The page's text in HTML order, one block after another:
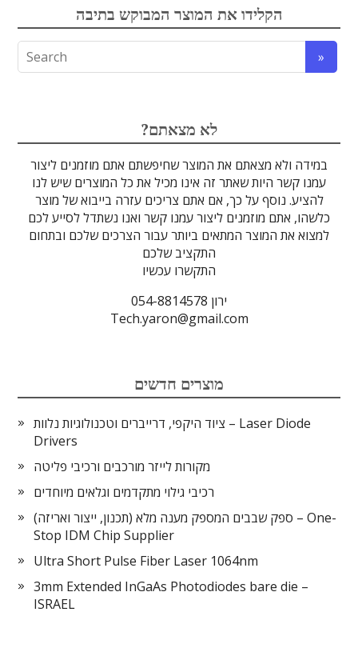
אופטיקה
אופטומכניקה ובקרת תנועה
סיבים אופטיים
מקורות אור
מוליכי אור
לדים
הדמיה ומצלמות
גלאים וחיישנים
מסננים אופטיים
לייזרים ומוצרי בטיחות לייזר
גבישים
ספקטרוסקופיה
אלקטרוניקה
מיגון קרינה
עדשות
מתקנים לרפואה
טרה-הרץ
מוצרי קוורץ
זכוכיות וציפויים
מוצרים אחרים
הקלידו את המוצר המבוקש בתיבה
?לא מצאתם
במידה ולא מצאתם את המוצר שחיפשתם אתם מוזמנים ליצור
עמנו קשר היות שאתר זה אינו מכיל את כל המוצרים שיש לנו
להציע. נוסף על כך, אם אתם צריכים עזרה בייבוא של מוצר
כלשהו, אתם מוזמנים ליצור עמנו קשר ואנו נשתדל לסייע לכם
למצוא את המוצר המתאים ביותר עבור הצרכים שלכם ובתחום
התקציב שלכם
התקשרו עכשיו
ירון 054-8814578
Tech.yaron@gmail.com
מוצרים חדשים
ציוד היקפי, דרייברים וטכנולוגיות נלוות – Laser Diode
Drivers
מקורות לייזר מורכבים ורכיבי פליטה
רכיבי גילוי מתקדמים וגלאים מיוחדים
ספק שבבים המספק מענה מלא (תכנון, ייצור ואריזה) – One-
Stop IDM Chip Supplier
Ultra Short Pulse Fiber Laser 1064nm
3mm Extended InGaAs Photodiodes bare die –
ISRAEL